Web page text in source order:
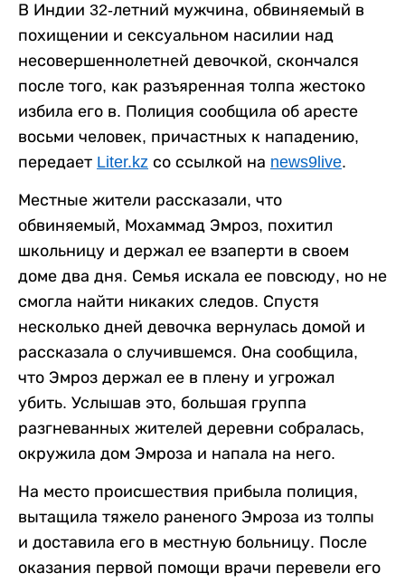
В Индии 32-летний мужчина, обвиняемый в
похищении и сексуальном насилии над
несовершеннолетней девочкой, скончался
после того, как разъяренная толпа жестоко
избила его в. Полиция сообщила об аресте
восьми человек, причастных к нападению,
передает Liter.kz со ссылкой на news9live.
Местные жители рассказали, что
обвиняемый, Мохаммад Эмроз, похитил
школьницу и держал ее взаперти в своем
доме два дня. Семья искала ее повсюду, но не
смогла найти никаких следов. Спустя
несколько дней девочка вернулась домой и
рассказала о случившемся. Она сообщила,
что Эмроз держал ее в плену и угрожал
убить. Услышав это, большая группа
разгневанных жителей деревни собралась,
окружила дом Эмроза и напала на него.
На место происшествия прибыла полиция,
вытащила тяжело раненого Эмроза из толпы
и доставила его в местную больницу. После
оказания первой помощи врачи перевели его